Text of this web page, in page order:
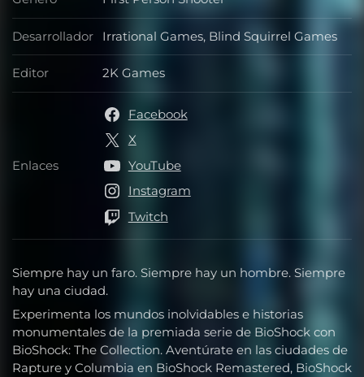
Siempre hay un faro. Siempre hay un hombre. Siempre
hay una ciudad.
Experimenta los mundos inolvidables e historias
monumentales de la premiada serie de BioShock con
BioShock: The Collection. Aventúrate en las ciudades de
Rapture y Columbia en BioShock Remastered, BioShock
Género
Desarrollador Desarrollador
Irrational Games, Blind Squirrel Games
Editor Editor
2K Games
Enlaces Enlaces
Facebook
X
YouTube
Instagram
Twitch